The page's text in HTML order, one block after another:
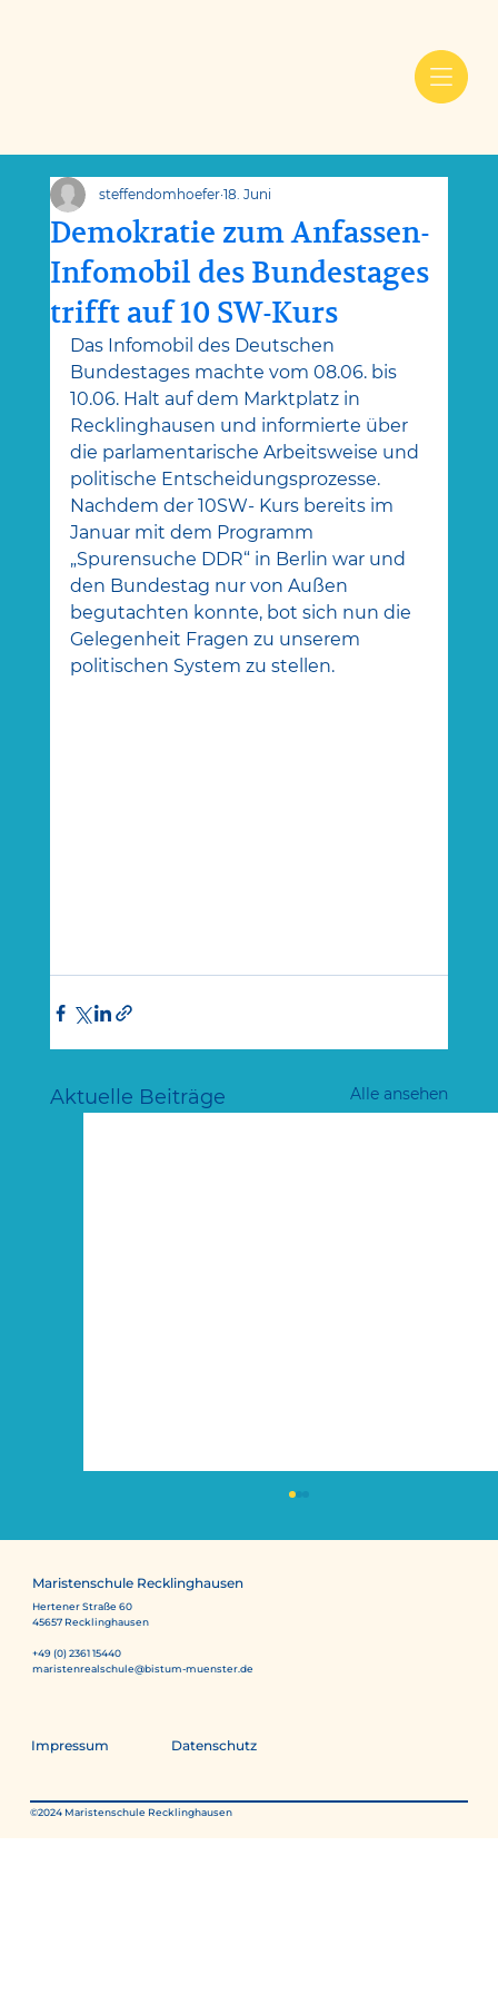
Demokratie zum Anfassen-
Infomobil des Bundestages
trifft auf 10 SW-Kurs
steffendomhoefer 18. Juni
Das Infomobil des Deutschen
Bundestages machte vom 08.06. bis
10.06. Halt auf dem Marktplatz in
Recklinghausen und informierte über
die parlamentarische Arbeitsweise und
politische Entscheidungsprozesse.
Nachdem der 10SW- Kurs bereits im
Januar mit dem Programm
„Spurensuche DDR“ in Berlin war und
den Bundestag nur von Außen
begutachten konnte, bot sich nun die
Gelegenheit Fragen zu unserem
politischen System zu stellen.
Aktuelle Beiträge Alle ansehen
©2024 Maristenschule Recklinghausen
Maristenschule Recklinghausen
Hertener Straße 60
45657 Recklinghausen
+49 (0) 2361 15440
maristenrealschule@bistum-muenster.de
Datenschutz
Impressum